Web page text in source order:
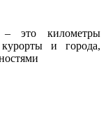
– это километры
и города,